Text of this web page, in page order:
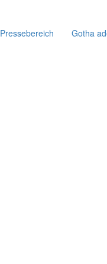
Pressebereich Gotha